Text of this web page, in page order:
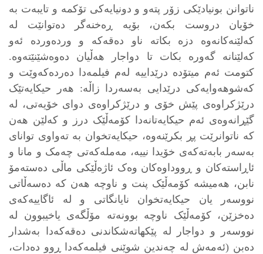
ناتوانن بونیادێکی زۆر پته‌و و دونیایه‌کی تۆکمه‌ و تایبه‌ت به‌
خۆیان دروست بکه‌ن، بۆیه‌ ڕه‌خنه‌گر ده‌توانێت له‌
که‌لێنه‌کانه‌وه‌ دزه‌ بکاته‌ ناو ده‌قه‌که‌ و ورده‌ورده‌ ئه‌و
که‌لێنانه‌ گه‌وره‌ بکات تا دواجار هه‌ڵیان ده‌وه‌شێنێته‌وه‌.
کتومت ئه‌م میتۆده‌ درێداییه‌ له‌م فیلمه‌دا ده‌رده‌که‌وێت و
که‌شوهه‌وایه‌کی درێدایی به‌سه‌ردا زاڵه‌: هه‌ر حیکایه‌تێک
درێژکراوه‌ی پێش خۆی و درێژکراوه‌ی دوای خۆیه‌تی، له‌
گێڕانه‌وه‌ی ئه‌م حیکایه‌تانه‌دا کۆمه‌ڵێک درز و که‌لێن هه‌ن
که‌ ناتوانرێت پڕ بکرێنه‌وه‌، حیکایه‌تخوان به‌ ته‌واوی توانای
به‌سه‌ر بابه‌ته‌که‌ی خۆیدا نییه‌، مه‌مله‌که‌تی چه‌مک و مانا و
ئاڕاسته‌کان و ڕووداوه‌کان وه‌ک ئاژه‌ڵێکی ماڵی ده‌سته‌مۆ
نابن، هه‌میشه‌ کۆمه‌ڵێک پنت و ناوچه‌ هه‌ن که‌ ده‌سه‌ڵاتی
نووسه‌ر یان حیکایه‌تخوان نایانگاتی و له‌ ئاگاییه‌که‌ی
ده‌خزێن، کۆمه‌ڵێک ناوچه‌ بوونه‌ته‌ مۆڵگه‌ی یاخیبوون له‌
نووسه‌ر و دواجار له‌ پێکهاته‌شکاندنی ده‌قه‌که‌دا به‌شدار
ده‌بن (ئه‌مه‌ش له‌ چه‌ندین شوێنی فیلمه‌که‌دا ڕوو ده‌دات،